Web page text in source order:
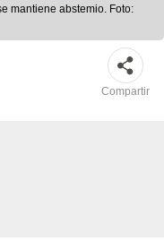
mantiene abstemio. Foto:
Compartir